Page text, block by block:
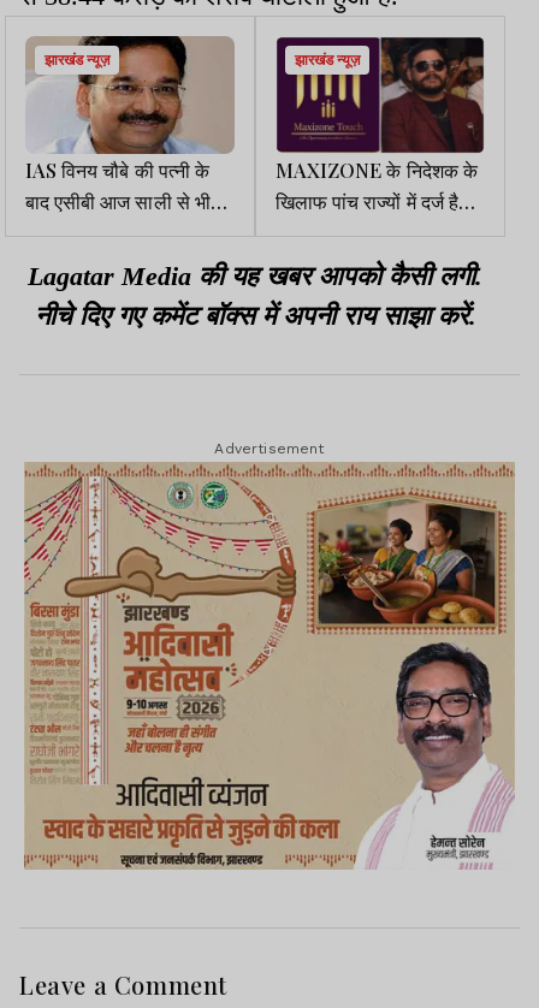
झारखंड न्यूज़
IAS विनय चौबे की पत्नी के
बाद एसीबी आज साली से भी
करेगी पूछताछ
झारखंड न्यूज़
MAXIZONE के निदेशक के
खिलाफ पांच राज्यों में दर्ज है
प्राथमिकी
Lagatar Media की यह खबर आपको कैसी लगी.
नीचे दिए गए कमेंट बॉक्स में अपनी राय साझा करें.
Advertisement
Leave a Comment